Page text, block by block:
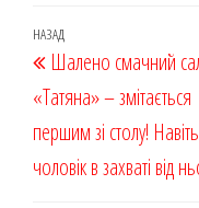
k on
Навігація
записів
Попередній
запис
НАЗАД
Шалено смачний
«Татяна» – змітається
першим зі столу! Навіть
чоловік в захваті від